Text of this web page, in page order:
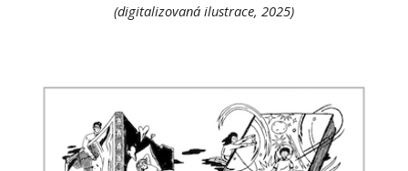
(digitalizovaná ilustrace, 2025)